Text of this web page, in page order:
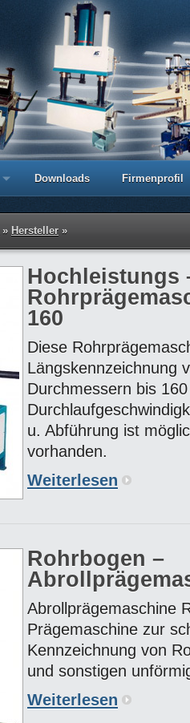
Downloads Firmenprofil
» Hersteller »
Hochleistungs
160
Diese
Längskennzeichnung
Durchmessern bis
u. Abführung ist
vorhanden.
Weiterlesen
Rohrbogen –
Abrollprägemaschine
Prägemaschine zur
Kennzeichnung von
und sonstigen
Weiterlesen